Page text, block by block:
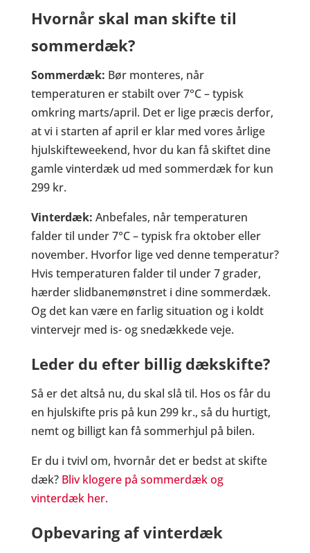
Hvornår skal man skifte til
sommerdæk?
Sommerdæk: Bør monteres, når
temperaturen er stabilt over 7°C – typisk
omkring marts/april. Det er lige præcis derfor,
at vi i starten af april er klar med vores årlige
hjulskifteweekend, hvor du kan få skiftet dine
gamle vinterdæk ud med sommerdæk for kun
299 kr.
Vinterdæk: Anbefales, når temperaturen
falder til under 7°C – typisk fra oktober eller
november. Hvorfor lige ved denne temperatur?
Hvis temperaturen falder til under 7 grader,
hærder slidbanemønstret i dine sommerdæk.
Og det kan være en farlig situation og i koldt
vintervejr med is- og snedækkede veje.
Leder du efter billig dækskifte?
Så er det altså nu, du skal slå til. Hos os får du
en hjulskifte pris på kun 299 kr., så du hurtigt,
nemt og billigt kan få sommerhjul på bilen.
Er du i tvivl om, hvornår det er bedst at skifte
dæk? Bliv klogere på sommerdæk og
vinterdæk her.
Opbevaring af vinterdæk